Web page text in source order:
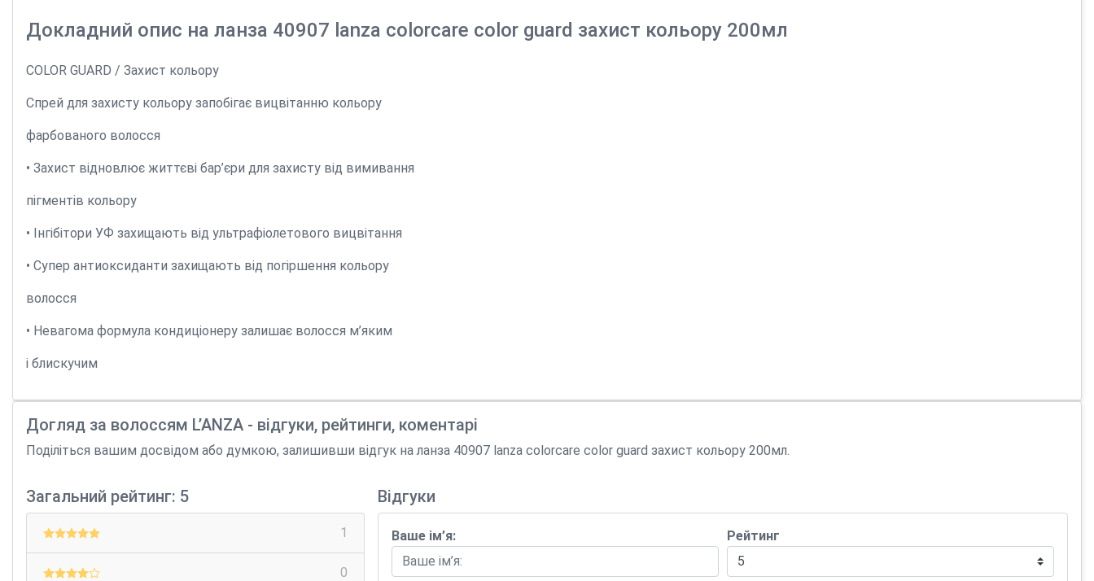
Докладний опис на ланза 40907 lanza colorcare color guard захист кольору 200мл
COLOR GUARD / Захист кольору
Спрей для захисту кольору запобігає вицвітанню кольору
фарбованого волосся
• Захист відновлює життєві бар’єри для захисту від вимивання
пігментів кольору
• Інгібітори УФ захищають від ультрафіолетового вицвітання
• Супер антиоксиданти захищають від погіршення кольору
волосся
• Невагома формула кондиціонеру залишає волосся м’яким
і блискучим
Догляд за волоссям L’ANZA - відгуки, рейтинги, коментарі
Поділіться вашим досвідом або думкою, залишивши відгук на ланза 40907 lanza colorcare color guard захист кольору 200мл.
Загальний рейтинг: 5
1
0
Відгуки
Ваше ім’я: Рейтинг